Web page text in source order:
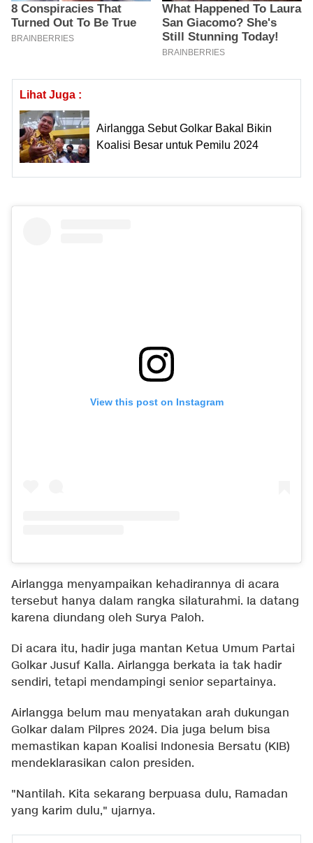
Lihat Juga :
Airlangga Sebut Golkar Bakal Bikin
Koalisi Besar untuk Pemilu 2024
View this post on Instagram
Airlangga menyampaikan kehadirannya di acara
tersebut hanya dalam rangka silaturahmi. Ia datang
karena diundang oleh Surya Paloh.
Di acara itu, hadir juga mantan Ketua Umum Partai
Golkar Jusuf Kalla. Airlangga berkata ia tak hadir
sendiri, tetapi mendampingi senior separtainya.
Airlangga belum mau menyatakan arah dukungan
Golkar dalam Pilpres 2024. Dia juga belum bisa
memastikan kapan Koalisi Indonesia Bersatu (KIB)
mendeklarasikan calon presiden.
"Nantilah. Kita sekarang berpuasa dulu, Ramadan
yang karim dulu," ujarnya.